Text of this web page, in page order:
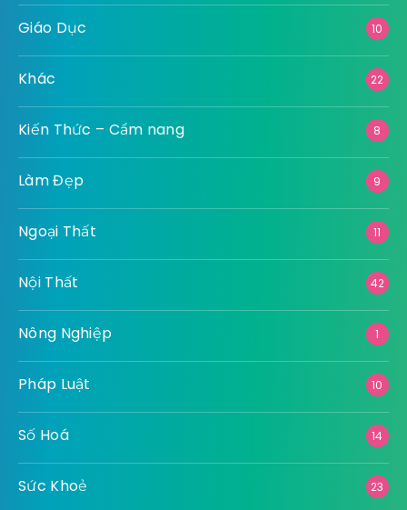
Giáo Dục 10
Khác 22
Kiến Thức – Cẩm nang 8
Làm Đẹp 9
Ngoại Thất 11
Nội Thất 42
Nông Nghiệp 1
Pháp Luật 10
Số Hoá 14
Sức Khoẻ 23